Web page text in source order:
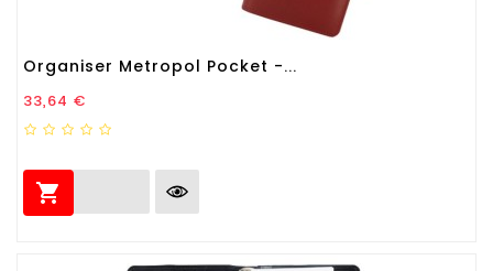
Organiser Metropol Pocket -...
Prezzo
33,64 €
